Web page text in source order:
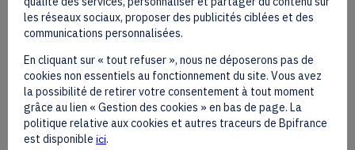
on
the
les réseaux sociaux, proposer des publicités ciblées et des
communications personnalisées.
En cliquant sur « tout refuser », nous ne déposerons pas de
cookies non essentiels au fonctionnement du site. Vous avez
la possibilité de retirer votre consentement à tout moment
grâce au lien « Gestion des cookies » en bas de page. La
politique relative aux cookies et autres traceurs de Bpifrance
est disponible ici.